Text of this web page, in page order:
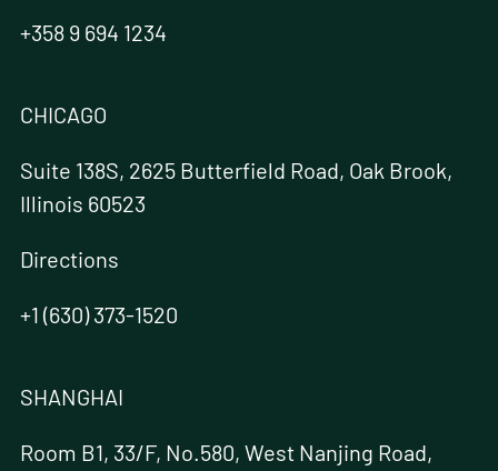
+358 9 694 1234
CHICAGO
Suite 138S, 2625 Butterfield Road, Oak Brook,
Illinois 60523
Directions
+1 (630) 373-1520
SHANGHAI
Room B1, 33/F, No.580, West Nanjing Road,